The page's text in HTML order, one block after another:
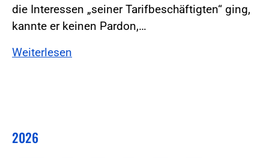
die Interessen „seiner Tarifbeschäftigten“ ging,
kannte er keinen Pardon,…
Weiterlesen
2026